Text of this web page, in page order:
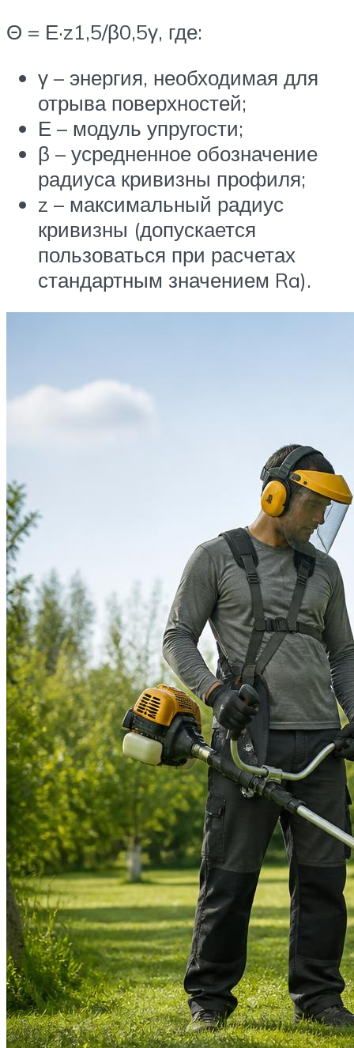
Θ = Е·z1,5/β0,5γ, где:
γ – энергия, необходимая для
отрыва поверхностей;
Е – модуль упругости;
β – усредненное обозначение
радиуса кривизны профиля;
z – максимальный радиус
кривизны (допускается
пользоваться при расчетах
стандартным значением Ra).